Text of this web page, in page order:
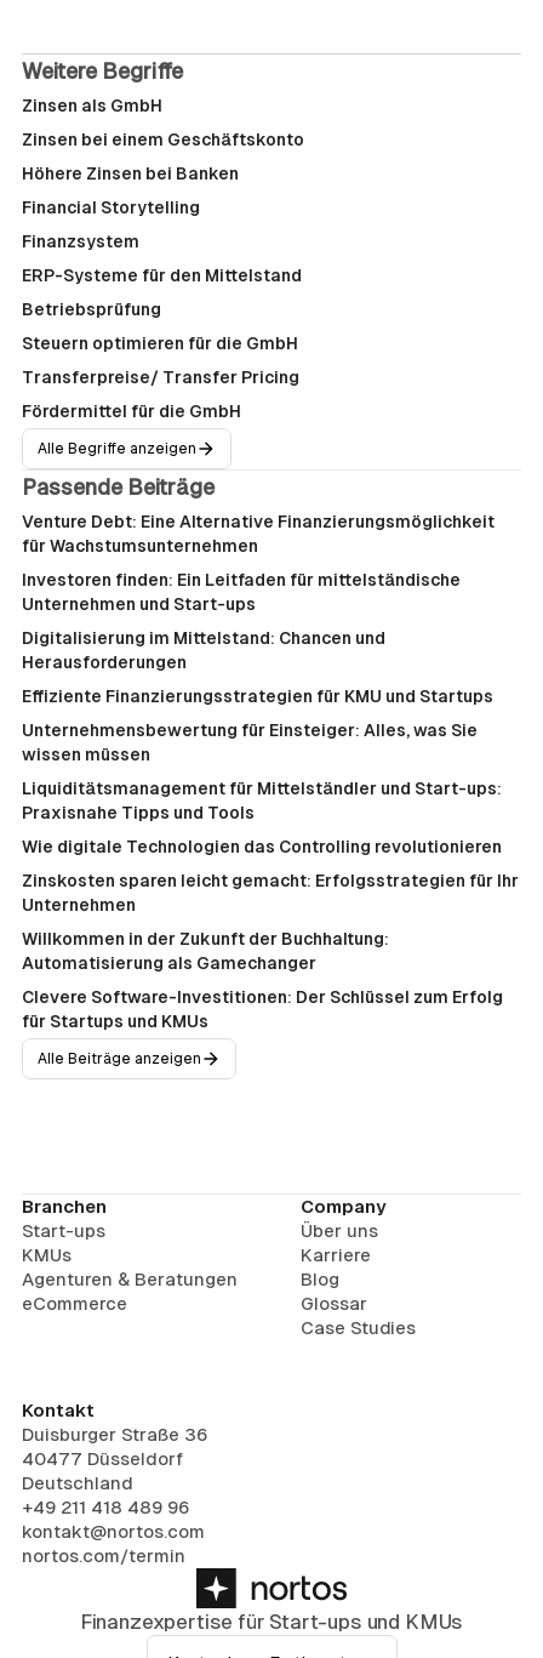
Weitere Begriffe
Zinsen als GmbH
Zinsen bei einem Geschäftskonto
Höhere Zinsen bei Banken
Financial Storytelling
Finanzsystem
ERP-Systeme für den Mittelstand
Betriebsprüfung
Steuern optimieren für die GmbH
Transferpreise/ Transfer Pricing
Fördermittel für die GmbH
Alle Begriffe anzeigen
Passende Beiträge
Venture Debt: Eine Alternative Finanzierungsmöglichkeit
für Wachstumsunternehmen
Investoren finden: Ein Leitfaden für mittelständische
Unternehmen und Start-ups
Digitalisierung im Mittelstand: Chancen und
Herausforderungen
Effiziente Finanzierungsstrategien für KMU und Startups
Unternehmensbewertung für Einsteiger: Alles, was Sie
wissen müssen
Liquiditätsmanagement für Mittelständler und Start-ups:
Praxisnahe Tipps und Tools
Wie digitale Technologien das Controlling revolutionieren
Zinskosten sparen leicht gemacht: Erfolgsstrategien für Ihr
Unternehmen
Willkommen in der Zukunft der Buchhaltung:
Automatisierung als Gamechanger
Clevere Software-Investitionen: Der Schlüssel zum Erfolg
für Startups und KMUs
Alle Beiträge anzeigen
Finanzexpertise für Start-ups und KMUs
Branchen
Start-ups
KMUs
Agenturen & Beratungen
eCommerce
Company
Über uns
Karriere
Blog
Glossar
Case Studies
Kontakt
Duisburger Straße 36
40477 Düsseldorf
Deutschland
+49 211 418 489 96
kontakt@nortos.com
nortos.com/termin